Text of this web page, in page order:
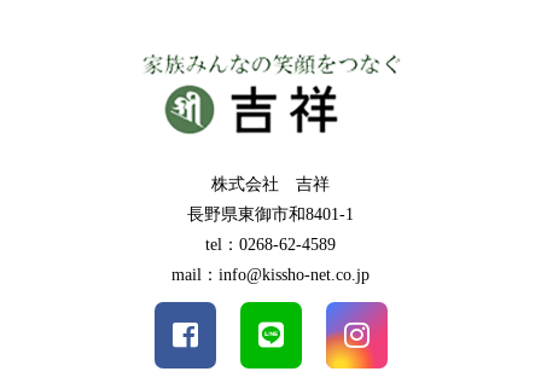
株式会社 吉祥
長野県東御市和8401-1
tel：0268-62-4589
mail：info@kissho-net.co.jp